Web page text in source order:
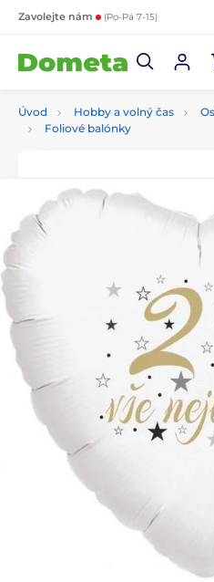
Zavolejte nám (Po-Pá 7-15)
Úvod Hobby a volný čas
Foliové balónky